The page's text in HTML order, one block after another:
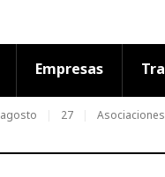
Empresas
agosto 27 Asociaciones